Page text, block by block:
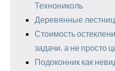
Технониколь
Деревянные
Стоимость
задачи, а не просто
Подоконник как